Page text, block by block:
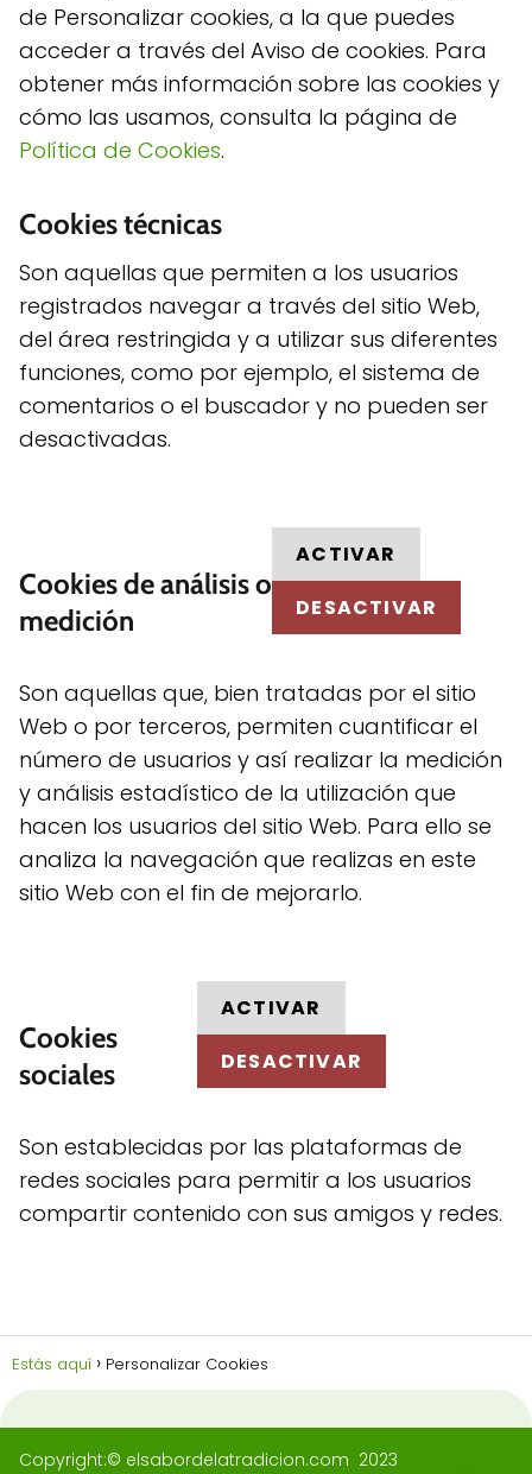
de Personalizar cookies, a la que puedes
acceder a través del Aviso de cookies. Para
obtener más información sobre las cookies y
cómo las usamos, consulta la página de
Política de Cookies.
Cookies técnicas
Son aquellas que permiten a los usuarios
registrados navegar a través del sitio Web,
del área restringida y a utilizar sus diferentes
funciones, como por ejemplo, el sistema de
comentarios o el buscador y no pueden ser
desactivadas.
Cookies de análisis o
medición
ACTIVAR
DESACTIVAR
Son aquellas que, bien tratadas por el sitio
Web o por terceros, permiten cuantificar el
número de usuarios y así realizar la medición
y análisis estadístico de la utilización que
hacen los usuarios del sitio Web. Para ello se
analiza la navegación que realizas en este
sitio Web con el fin de mejorarlo.
Cookies
sociales
ACTIVAR
DESACTIVAR
Son establecidas por las plataformas de
redes sociales para permitir a los usuarios
compartir contenido con sus amigos y redes.
Estás aquí Personalizar Cookies
Copyright:© elsabordelatradicion.com 2023